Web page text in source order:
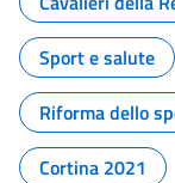
Sport e salute
Riforma dello
Cortina 2021